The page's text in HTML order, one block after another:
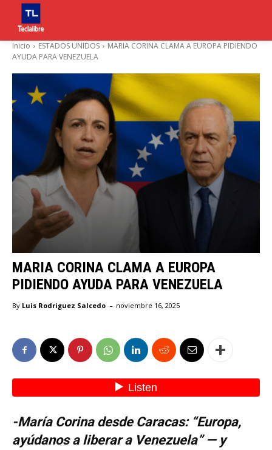
Inicio ESTADOS UNIDOS
MARIA CORINA CLAMA A EUROPA PIDIENDO
AYUDA PARA VENEZUELA
MARIA CORINA CLAMA A EUROPA
PIDIENDO AYUDA PARA VENEZUELA
By Luis Rodriguez Salcedo - noviembre 16, 2025
-María Corina desde Caracas: “Europa,
ayúdanos a liberar a Venezuela” — y